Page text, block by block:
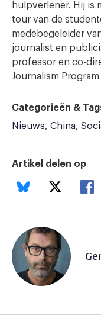
hulpverlener. Hij is
tour van de
medebegeleider
journalist en
professor en co-
Journalism
Categorieën &
Nieuws
China
Artikel delen op